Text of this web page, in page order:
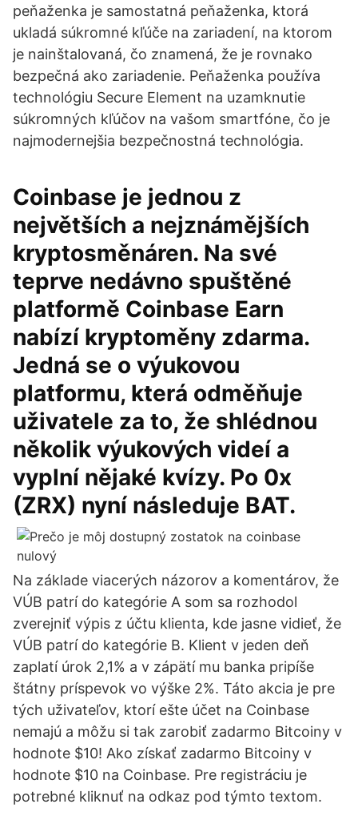
peňaženka je samostatná peňaženka, ktorá
ukladá súkromné kľúče na zariadení, na ktorom
je nainštalovaná, čo znamená, že je rovnako
bezpečná ako zariadenie. Peňaženka používa
technológiu Secure Element na uzamknutie
súkromných kľúčov na vašom smartfóne, čo je
najmodernejšia bezpečnostná technológia.
Coinbase je jednou z
největších a nejznámějších
kryptosměnáren. Na své
teprve nedávno spuštěné
platformě Coinbase Earn
nabízí kryptoměny zdarma.
Jedná se o výukovou
platformu, která odměňuje
uživatele za to, že shlédnou
několik výukových videí a
vyplní nějaké kvízy. Po 0x
(ZRX) nyní následuje BAT.
Na základe viacerých názorov a komentárov, že
VÚB patrí do kategórie A som sa rozhodol
zverejniť výpis z účtu klienta, kde jasne vidieť, že
VÚB patrí do kategórie B. Klient v jeden deň
zaplatí úrok 2,1% a v zápätí mu banka pripíše
štátny príspevok vo výške 2%. Táto akcia je pre
tých uživateľov, ktorí ešte účet na Coinbase
nemajú a môžu si tak zarobiť zadarmo Bitcoiny v
hodnote $10! Ako získať zadarmo Bitcoiny v
hodnote $10 na Coinbase. Pre registráciu je
potrebné kliknuť na odkaz pod týmto textom.